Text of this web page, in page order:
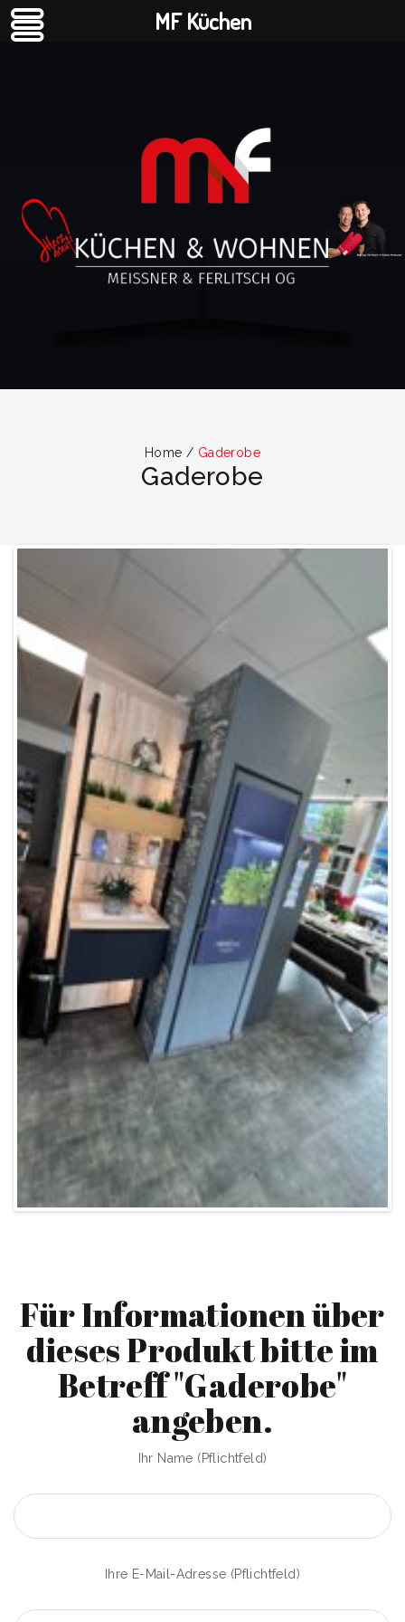
Home / Gaderobe
Gaderobe
Für Informationen über
dieses Produkt bitte im
Betreff "Gaderobe"
angeben.
Ihr Name (Pflichtfeld)
Ihre E-Mail-Adresse (Pflichtfeld)
MF Küchen